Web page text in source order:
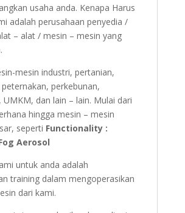
usaha anda. Kenapa Harus
adalah perusahaan penyedia /
– alat / mesin – mesin yang
mesin industri, pertanian,
perkebunan,
UMKM, dan lain – lain. Mulai dari
hingga mesin – mesin
seperti Functionality :
Aerosol
untuk anda adalah
training dalam mengoperasikan
dari kami.